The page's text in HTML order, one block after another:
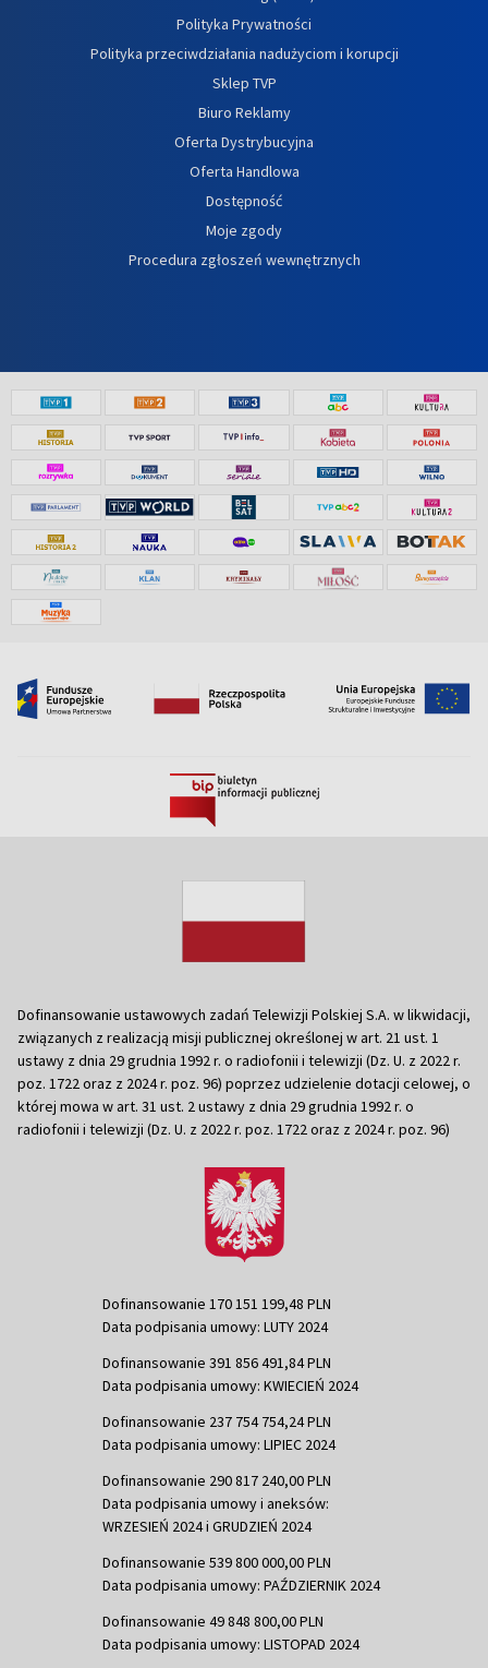
Polityka Prywatności
Polityka przeciwdziałania nadużyciom i korupcji
Sklep TVP
Biuro Reklamy
Oferta Dystrybucyjna
Oferta Handlowa
Dostępność
Moje zgody
Procedura zgłoszeń wewnętrznych
Dofinansowanie ustawowych zadań Telewizji Polskiej S.A. w likwidacji,
związanych z realizacją misji publicznej określonej w art. 21 ust. 1
ustawy z dnia 29 grudnia 1992 r. o radiofonii i telewizji (Dz. U. z 2022 r.
poz. 1722 oraz z 2024 r. poz. 96) poprzez udzielenie dotacji celowej, o
której mowa w art. 31 ust. 2 ustawy z dnia 29 grudnia 1992 r. o
radiofonii i telewizji (Dz. U. z 2022 r. poz. 1722 oraz z 2024 r. poz. 96)
Dofinansowanie 170 151 199,48 PLN
Data podpisania umowy: LUTY 2024
Dofinansowanie 391 856 491,84 PLN
Data podpisania umowy: KWIECIEŃ 2024
Dofinansowanie 237 754 754,24 PLN
Data podpisania umowy: LIPIEC 2024
Dofinansowanie 290 817 240,00 PLN
Data podpisania umowy i aneksów:
WRZESIEŃ 2024 i GRUDZIEŃ 2024
Dofinansowanie 539 800 000,00 PLN
Data podpisania umowy: PAŹDZIERNIK 2024
Dofinansowanie 49 848 800,00 PLN
Data podpisania umowy: LISTOPAD 2024